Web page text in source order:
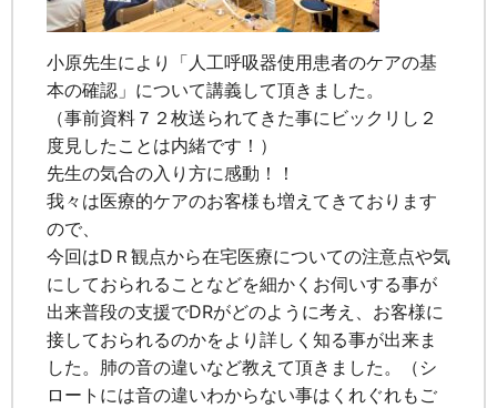
小原先生により「人工呼吸器使用患者のケアの基
本の確認」について講義して頂きました。
（事前資料７２枚送られてきた事にビックリし２
度見したことは内緒です！）
先生の気合の入り方に感動！！
我々は医療的ケアのお客様も増えてきております
ので、
今回はDＲ観点から在宅医療についての注意点や気
にしておられることなどを細かくお伺いする事が
出来普段の支援でDRがどのように考え、お客様に
接しておられるのかをより詳しく知る事が出来ま
した。肺の音の違いなど教えて頂きました。（シ
ロートには音の違いわからない事はくれぐれもご